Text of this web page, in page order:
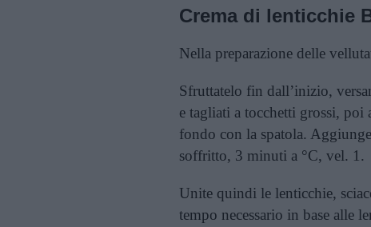
Crema di lenticchie
Nella preparazione delle
Sfruttatelo fin dall’inizio,
e tagliati a tocchetti grossi, poi
fondo con la spatola.
soffritto, 3 minuti a °C, vel. 1.
Unite quindi le lenticchie,
tempo necessario in base alle